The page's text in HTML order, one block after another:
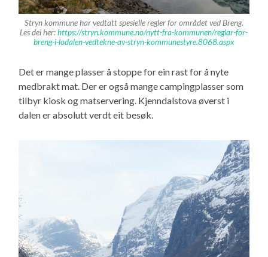
Stryn kommune har vedtatt spesielle regler for området ved Breng.
Les dei her:https://stryn.kommune.no/nytt-fra-kommunen/reglar-for-
breng-i-lodalen-vedtekne-av-stryn-kommunestyre.8068.aspx
Det er mange plasser å stoppe for ein rast for å nyte
medbrakt mat. Der er også mange campingplasser som
tilbyr kiosk og matservering. Kjenndalstova øverst i
dalen er absolutt verdt eit besøk.